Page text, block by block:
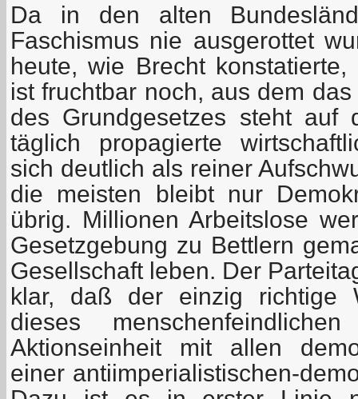
Da in den alten
Faschismus nie ausgerottet
heute, wie Brecht
ist fruchtbar noch, aus dem
des Grundgesetzes steht auf
täglich propagierte
sich deutlich als reiner
die meisten bleibt nur
übrig. Millionen Arbeitslose
Gesetzgebung zu Bettlern
Gesellschaft leben. Der
klar, daß der einzig richtige
dieses
Aktionseinheit mit allen
einer antiimperialistischen-